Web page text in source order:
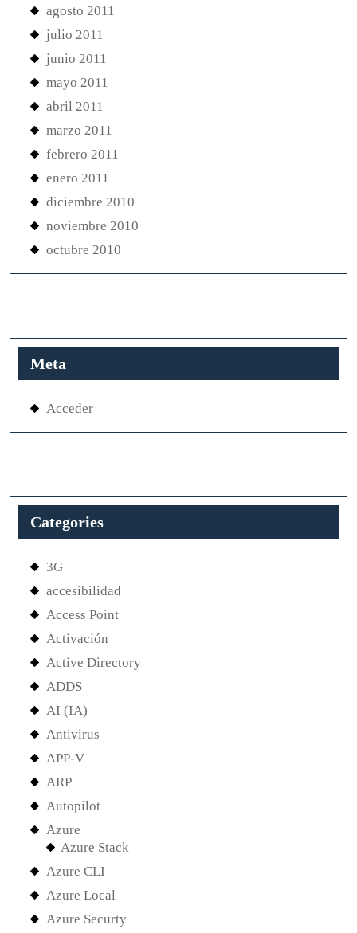
agosto 2011
julio 2011
junio 2011
mayo 2011
abril 2011
marzo 2011
febrero 2011
enero 2011
diciembre 2010
noviembre 2010
octubre 2010
Meta
Acceder
Categories
3G
accesibilidad
Access Point
Activación
Active Directory
ADDS
AI (IA)
Antivirus
APP-V
ARP
Autopilot
Azure
Azure Stack
Azure CLI
Azure Local
Azure Securty